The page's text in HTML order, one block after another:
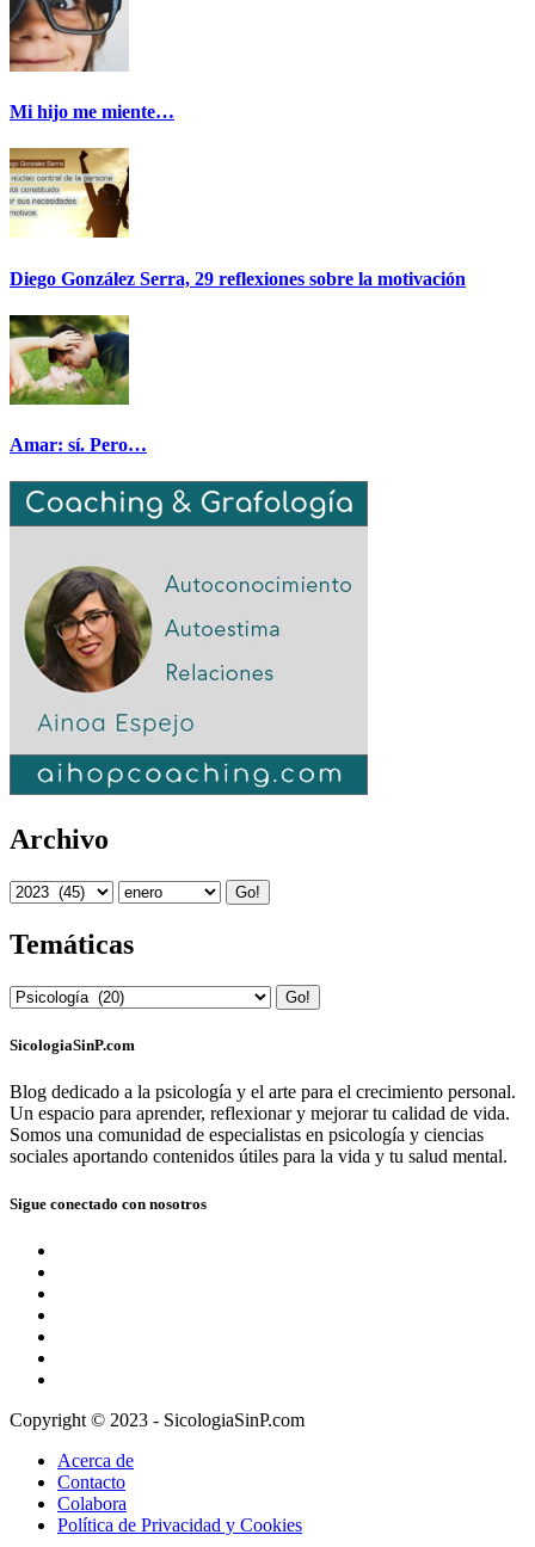
Mi hijo me miente…
Diego González Serra, 29 reflexiones sobre la motivación
Amar: sí. Pero…
Archivo
Go!
Temáticas
Go!
SicologiaSinP.com
Blog dedicado a la psicología y el arte para el crecimiento personal.
Un espacio para aprender, reflexionar y mejorar tu calidad de vida.
Somos una comunidad de especialistas en psicología y ciencias
sociales aportando contenidos útiles para la vida y tu salud mental.
Sigue conectado con nosotros
Copyright © 2023 - SicologiaSinP.com
Acerca de
Contacto
Colabora
Política de Privacidad y Cookies